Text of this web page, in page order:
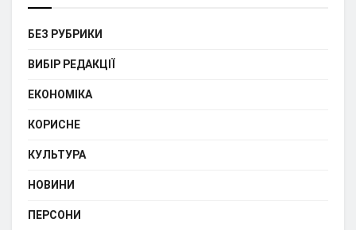
БЕЗ РУБРИКИ
ВИБІР РЕДАКЦІЇ
ЕКОНОМІКА
КОРИСНЕ
КУЛЬТУРА
НОВИНИ
ПЕРСОНИ